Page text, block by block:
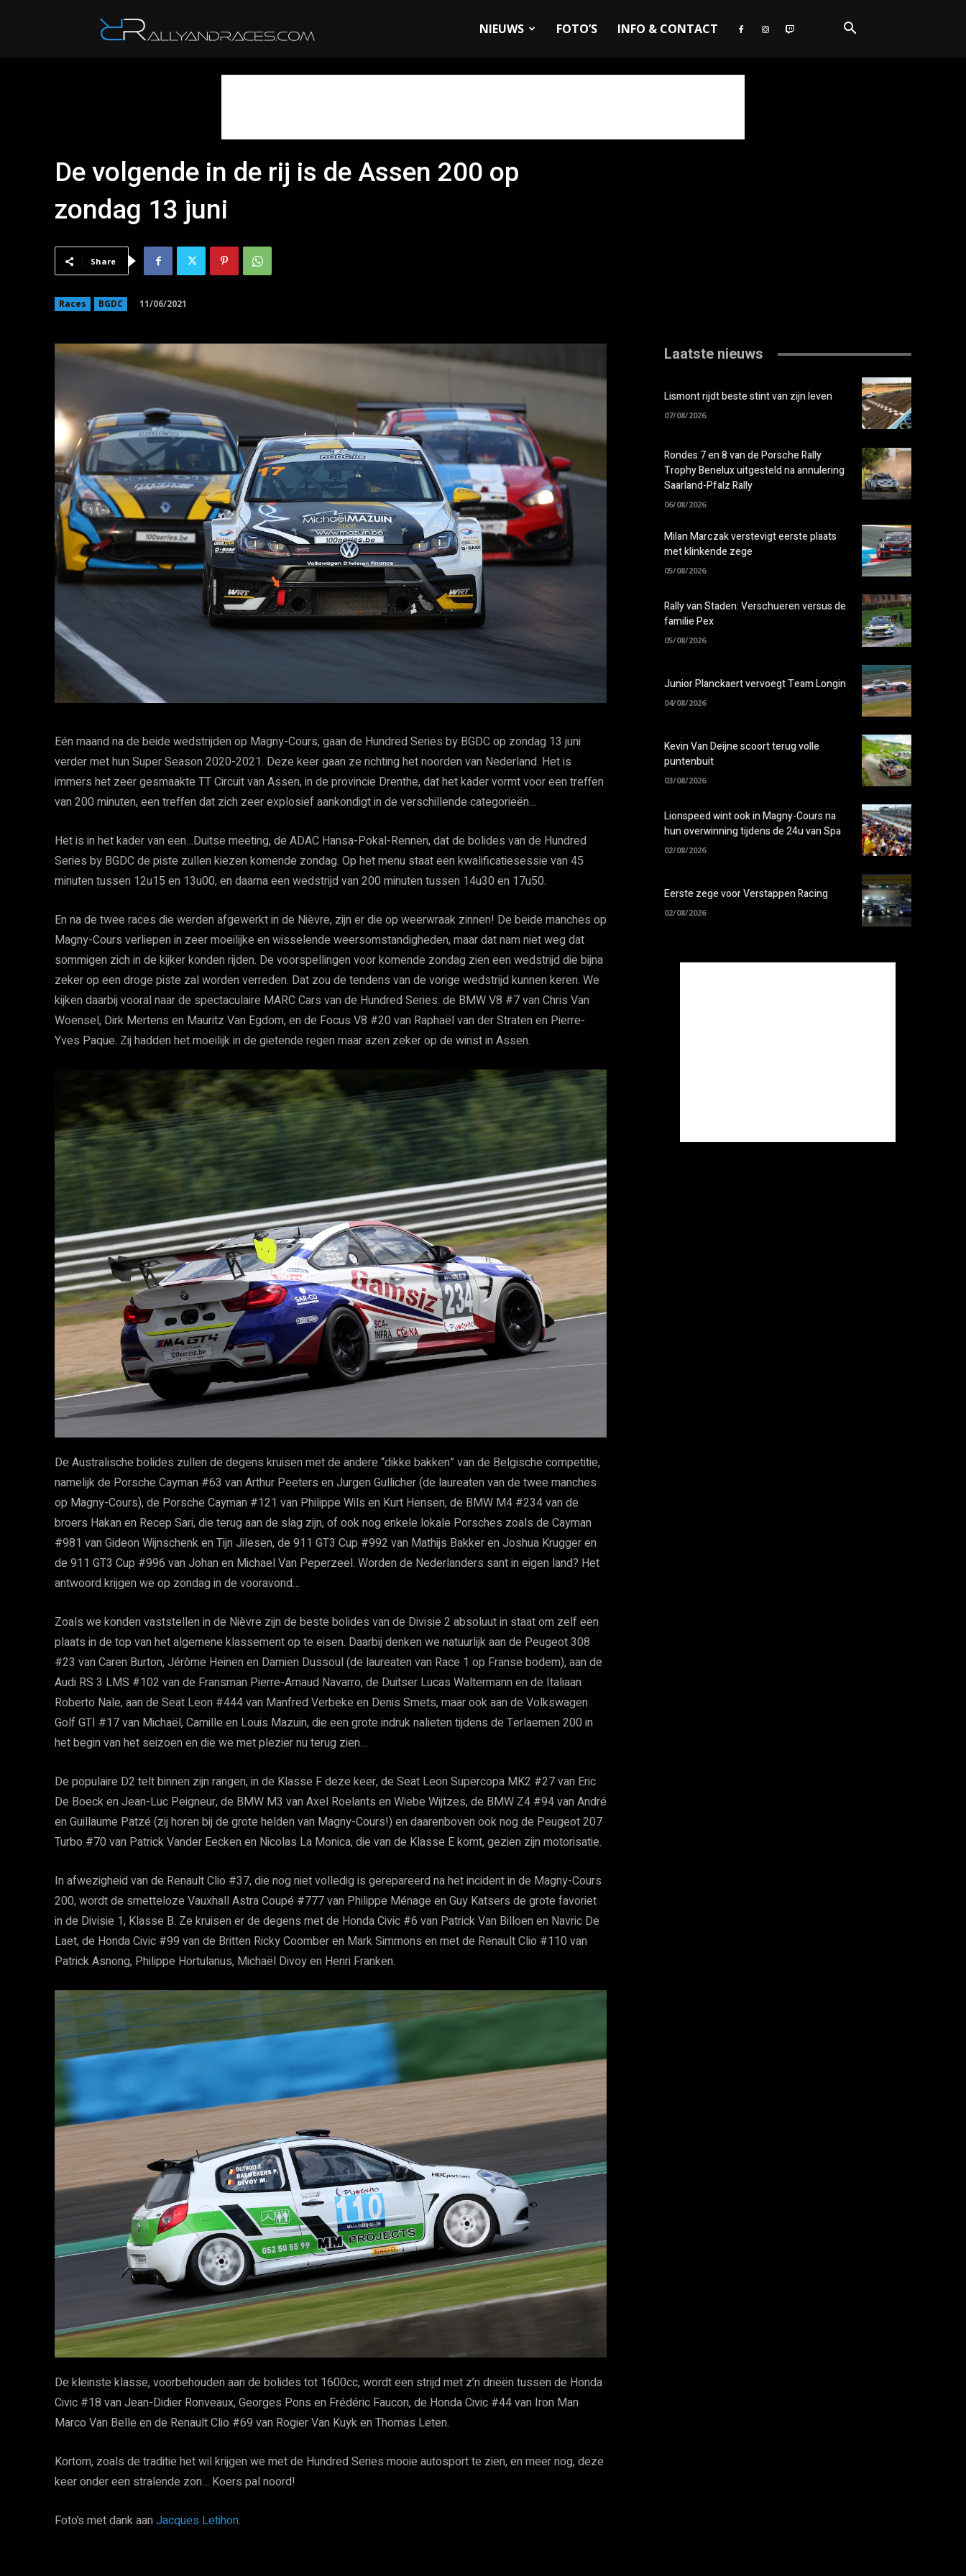
NIEUWS FOTO’S INFO & CONTACT
De volgende in de rij is de Assen 200 op
zondag 13 juni
Share
Races BGDC 11/06/2021
Eén maand na de beide wedstrijden op Magny-Cours, gaan de Hundred Series by BGDC op zondag 13 juni
verder met hun Super Season 2020-2021. Deze keer gaan ze richting het noorden van Nederland. Het is
immers het zeer gesmaakte TT Circuit van Assen, in de provincie Drenthe, dat het kader vormt voor een treffen
van 200 minuten, een treffen dat zich zeer explosief aankondigt in de verschillende categorieën…
Het is in het kader van een…Duitse meeting, de ADAC Hansa-Pokal-Rennen, dat de bolides van de Hundred
Series by BGDC de piste zullen kiezen komende zondag. Op het menu staat een kwalificatiesessie van 45
minuten tussen 12u15 en 13u00, en daarna een wedstrijd van 200 minuten tussen 14u30 en 17u50.
En na de twee races die werden afgewerkt in de Nièvre, zijn er die op weerwraak zinnen! De beide manches op
Magny-Cours verliepen in zeer moeilijke en wisselende weersomstandigheden, maar dat nam niet weg dat
sommigen zich in de kijker konden rijden. De voorspellingen voor komende zondag zien een wedstrijd die bijna
zeker op een droge piste zal worden verreden. Dat zou de tendens van de vorige wedstrijd kunnen keren. We
kijken daarbij vooral naar de spectaculaire MARC Cars van de Hundred Series: de BMW V8 #7 van Chris Van
Woensel, Dirk Mertens en Mauritz Van Egdom, en de Focus V8 #20 van Raphaël van der Straten en Pierre-
Yves Paque. Zij hadden het moeilijk in de gietende regen maar azen zeker op de winst in Assen.
De Australische bolides zullen de degens kruisen met de andere “dikke bakken” van de Belgische competitie,
namelijk de Porsche Cayman #63 van Arthur Peeters en Jurgen Gullicher (de laureaten van de twee manches
op Magny-Cours), de Porsche Cayman #121 van Philippe Wils en Kurt Hensen, de BMW M4 #234 van de
broers Hakan en Recep Sari, die terug aan de slag zijn, of ook nog enkele lokale Porsches zoals de Cayman
#981 van Gideon Wijnschenk en Tijn Jilesen, de 911 GT3 Cup #992 van Mathijs Bakker en Joshua Krugger en
de 911 GT3 Cup #996 van Johan en Michael Van Peperzeel. Worden de Nederlanders sant in eigen land? Het
antwoord krijgen we op zondag in de vooravond…
Zoals we konden vaststellen in de Nièvre zijn de beste bolides van de Divisie 2 absoluut in staat om zelf een
plaats in de top van het algemene klassement op te eisen. Daarbij denken we natuurlijk aan de Peugeot 308
#23 van Caren Burton, Jérôme Heinen en Damien Dussoul (de laureaten van Race 1 op Franse bodem), aan de
Audi RS 3 LMS #102 van de Fransman Pierre-Arnaud Navarro, de Duitser Lucas Waltermann en de Italiaan
Roberto Nale, aan de Seat Leon #444 van Manfred Verbeke en Denis Smets, maar ook aan de Volkswagen
Golf GTI #17 van Michaël, Camille en Louis Mazuin, die een grote indruk nalieten tijdens de Terlaemen 200 in
het begin van het seizoen en die we met plezier nu terug zien…
De populaire D2 telt binnen zijn rangen, in de Klasse F deze keer, de Seat Leon Supercopa MK2 #27 van Eric
De Boeck en Jean-Luc Peigneur, de BMW M3 van Axel Roelants en Wiebe Wijtzes, de BMW Z4 #94 van André
en Guillaume Patzé (zij horen bij de grote helden van Magny-Cours!) en daarenboven ook nog de Peugeot 207
Turbo #70 van Patrick Vander Eecken en Nicolas La Monica, die van de Klasse E komt, gezien zijn motorisatie.
In afwezigheid van de Renault Clio #37, die nog niet volledig is gerepareerd na het incident in de Magny-Cours
200, wordt de smetteloze Vauxhall Astra Coupé #777 van Philippe Ménage en Guy Katsers de grote favoriet
in de Divisie 1, Klasse B. Ze kruisen er de degens met de Honda Civic #6 van Patrick Van Billoen en Navric De
Laet, de Honda Civic #99 van de Britten Ricky Coomber en Mark Simmons en met de Renault Clio #110 van
Patrick Asnong, Philippe Hortulanus, Michaël Divoy en Henri Franken.
De kleinste klasse, voorbehouden aan de bolides tot 1600cc, wordt een strijd met z’n drieën tussen de Honda
Civic #18 van Jean-Didier Ronveaux, Georges Pons en Frédéric Faucon, de Honda Civic #44 van Iron Man
Marco Van Belle en de Renault Clio #69 van Rogier Van Kuyk en Thomas Leten.
Kortom, zoals de traditie het wil krijgen we met de Hundred Series mooie autosport te zien, en meer nog, deze
keer onder een stralende zon… Koers pal noord!
Foto’s met dank aanJacques Letihon.
Laatste nieuws
Lismont rijdt beste stint van zijn leven
07/08/2026
Rondes 7 en 8 van de Porsche Rally
Trophy Benelux uitgesteld na annulering
Saarland-Pfalz Rally
06/08/2026
Milan Marczak verstevigt eerste plaats
met klinkende zege
05/08/2026
Rally van Staden: Verschueren versus de
familie Pex
05/08/2026
Junior Planckaert vervoegt Team Longin
04/08/2026
Kevin Van Deijne scoort terug volle
puntenbuit
03/08/2026
Lionspeed wint ook in Magny-Cours na
hun overwinning tijdens de 24u van Spa
02/08/2026
Eerste zege voor Verstappen Racing
02/08/2026